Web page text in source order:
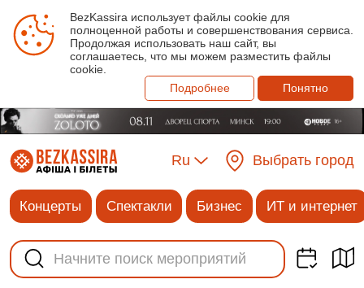
BezKassira использует файлы cookie для
полноценной работы и совершенствования сервиса.
Продолжая использовать наш сайт, вы
соглашаетесь, что мы можем разместить файлы
cookie.
Подробнее
Понятно
Ru Выбрать город
Концерты Спектакли Бизнес ИТ и интернет